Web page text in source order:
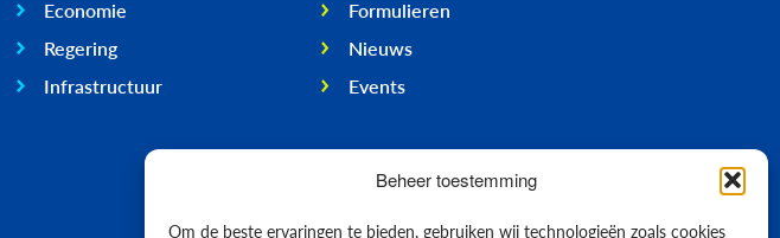
Beheer toestemming
Om de beste ervaringen te bieden, gebruiken wij technologieën zoals cookies
Economie
Regering
Infrastructuur
Formulieren
Nieuws
Events